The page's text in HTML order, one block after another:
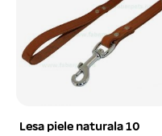
Lesa piele naturala 10